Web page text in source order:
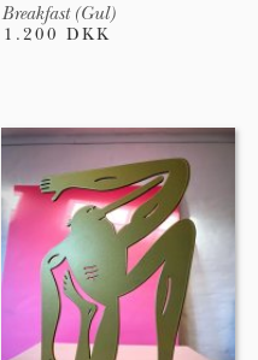
Breakfast (Gul)
1.200 DKK